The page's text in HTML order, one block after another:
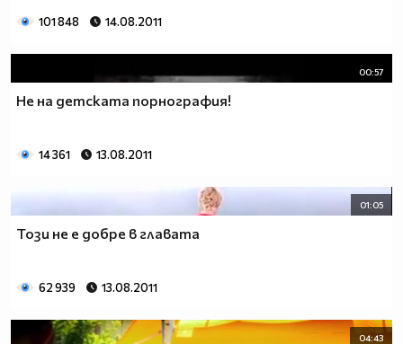
101 848 14.08.2011
00:57
Не на детската порнография!
14 361 13.08.2011
01:05
Този не е добре в главата
62 939 13.08.2011
04:43